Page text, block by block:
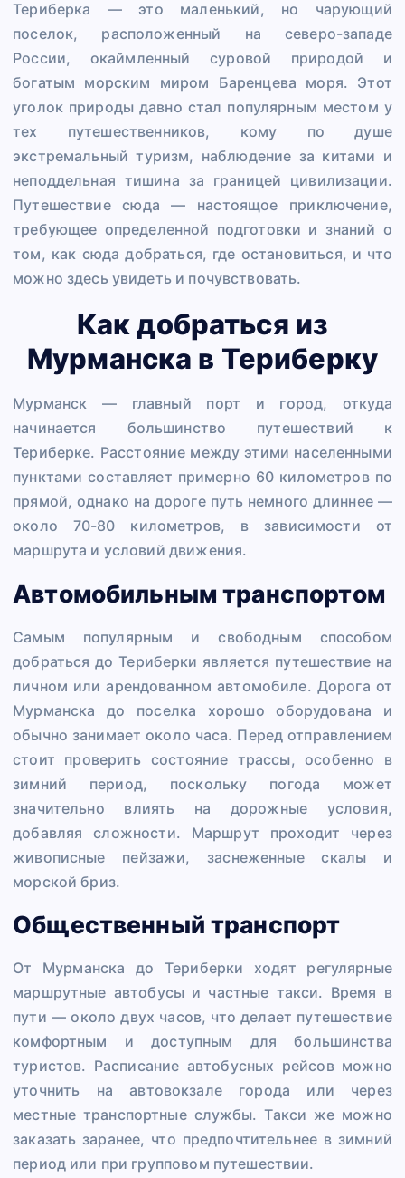
Териберка — это маленький, но чарующий
поселок, расположенный на северо-западе
России, окаймленный суровой природой и
богатым морским миром Баренцева моря. Этот
уголок природы давно стал популярным местом у
тех путешественников, кому по душе
экстремальный туризм, наблюдение за китами и
неподдельная тишина за границей цивилизации.
Путешествие сюда — настоящое приключение,
требующее определенной подготовки и знаний о
том, как сюда добраться, где остановиться, и что
можно здесь увидеть и почувствовать.
Как добраться из
Мурманска в Териберку
Мурманск — главный порт и город, откуда
начинается большинство путешествий к
Териберке. Расстояние между этими населенными
пунктами составляет примерно 60 километров по
прямой, однако на дороге путь немного длиннее —
около 70-80 километров, в зависимости от
маршрута и условий движения.
Автомобильным транспортом
Самым популярным и свободным способом
добраться до Териберки является путешествие на
личном или арендованном автомобиле. Дорога от
Мурманска до поселка хорошо оборудована и
обычно занимает около часа. Перед отправлением
стоит проверить состояние трассы, особенно в
зимний период, поскольку погода может
значительно влиять на дорожные условия,
добавляя сложности. Маршрут проходит через
живописные пейзажи, заснеженные скалы и
морской бриз.
Общественный транспорт
От Мурманска до Териберки ходят регулярные
маршрутные автобусы и частные такси. Время в
пути — около двух часов, что делает путешествие
комфортным и доступным для большинства
туристов. Расписание автобусных рейсов можно
уточнить на автовокзале города или через
местные транспортные службы. Такси же можно
заказать заранее, что предпочтительнее в зимний
период или при групповом путешествии.